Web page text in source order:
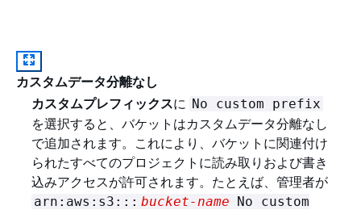
カスタムデータ分離なし
カスタムプレフィックスに No custom prefix
を選択すると、バケットはカスタムデータ分離なし
で追加されます。これにより、バケットに関連付け
られたすべてのプロジェクトに読み取りおよび書き
込みアクセスが許可されます。たとえば、管理者が
arn:aws:s3::: bucket-name No custom